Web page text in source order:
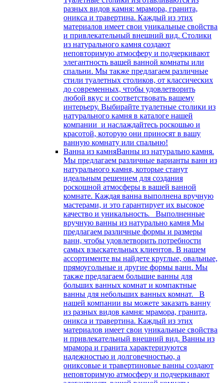
разных видов камня: мрамора, гранита,
оникса и травертина. Каждый из этих
материалов имеет свои уникальные свойства
и привлекательный внешний вид. Столики
из натурального камня создают
неповторимую атмосферу и подчеркивают
элегантность вашей ванной комнаты или
спальни. Мы также предлагаем различные
стили туалетных столиков, от классических
до современных, чтобы удовлетворить
любой вкус и соответствовать вашему
интерьеру. Выбирайте туалетные столики из
натурального камня в каталоге нашей
компании и наслаждайтесь роскошью и
красотой, которую они приносят в вашу
ванную комнату или спальню!
Ванна из камняВанны из натурально камня.
Мы предлагаем различные варианты ванн из
натурального камня, которые станут
идеальным решением для создания
роскошной атмосферы в вашей ванной
комнате. Каждая ванна выполнена вручную
мастерами, и это гарантирует их высокое
качество и уникальность. Выполненные
вручную ванны из натурально камня Мы
предлагаем различные формы и размеры
ванн, чтобы удовлетворить потребности
самых взыскательных клиентов. В нашем
ассортименте вы найдете круглые, овальные,
прямоугольные и другие формы ванн. Мы
также предлагаем большие ванны для
больших ванных комнат и компактные
ванны для небольших ванных комнат. В
нашей компании вы можете заказать ванну
из разных видов камня: мрамора, гранита,
оникса и травертина. Каждый из этих
материалов имеет свои уникальные свойства
и привлекательный внешний вид. Ванны из
мрамора и гранита характеризуются
надежностью и долговечностью, а
ониксовые и травертиновые ванны создают
неповторимую атмосферу и подчеркивают